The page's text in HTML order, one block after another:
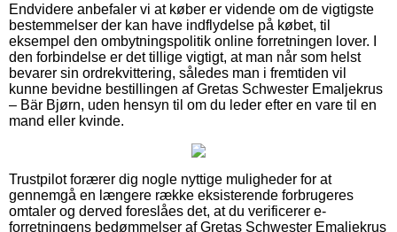
Endvidere anbefaler vi at køber er vidende om de vigtigste
bestemmelser der kan have indflydelse på købet, til
eksempel den ombytningspolitik online forretningen lover. I
den forbindelse er det tillige vigtigt, at man når som helst
bevarer sin ordrekvittering, således man i fremtiden vil
kunne bevidne bestillingen af Gretas Schwester Emaljekrus
– Bär Bjørn, uden hensyn til om du leder efter en vare til en
mand eller kvinde.
Trustpilot forærer dig nogle nyttige muligheder for at
gennemgå en længere række eksisterende forbrugeres
omtaler og derved foreslåes det, at du verificerer e-
forretningens bedømmelser af Gretas Schwester Emaljekrus